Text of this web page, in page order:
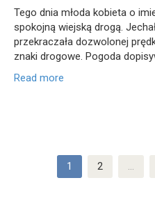
Tego dnia młoda kobieta o
spokojną wiejską drogą.
przekraczała dozwolonej
znaki drogowe. Pogoda
Read more
Stronicowanie
1 2 …